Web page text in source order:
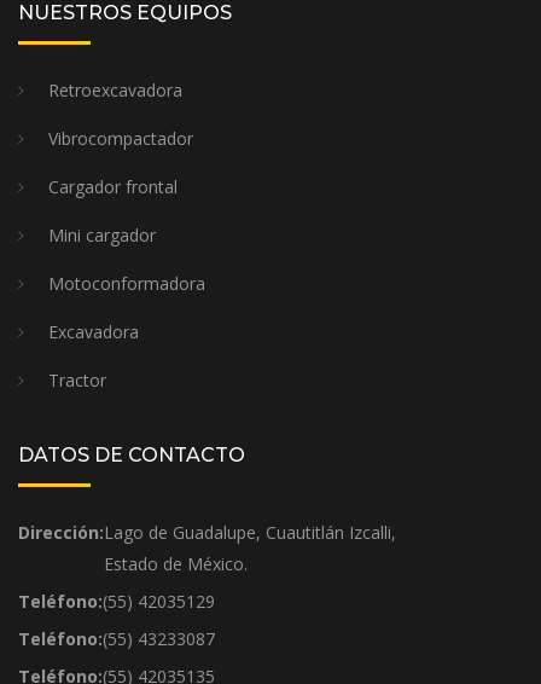
NUESTROS EQUIPOS
Retroexcavadora
Vibrocompactador
Cargador frontal
Mini cargador
Motoconformadora
Excavadora
Tractor
DATOS DE CONTACTO
Dirección:Lago de Guadalupe, Cuautitlán Izcalli,
Estado de México.
Teléfono:(55) 42035129
Teléfono:(55) 43233087
Teléfono:(55) 42035135